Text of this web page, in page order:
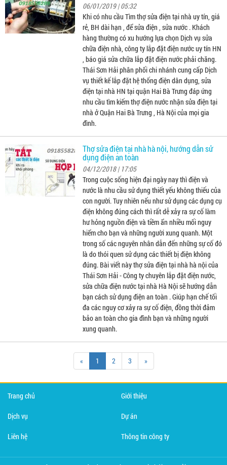
06/01/2019 | 05:32
Khi có nhu cầu Tìm thợ sửa điện tại nhà uy tín, giá
rẻ, BH dài hạn , để sửa điện , sửa nước . Khách
hàng thường có xu hướng lựa chọn Dịch vụ sửa
chữa điện nhà, công ty lắp đặt điện nước uy tín HN
, báo giá sửa chữa lắp đặt điện nước phải chăng.
Thái Sơn Hải phân phối chi nhánh cung cấp Dịch
vụ thiết kế lắp đặt hệ thống điện dân dụng, sửa
điện tại nhà HN tại quận Hai Bà Trưng đáp ứng
nhu cầu tìm kiếm thợ điện nước nhận sửa điện tại
nhà ở Quận Hai Bà Trưng , Hà Nội của mọi gia
đình.
Thợ sửa điện tại nhà hà nội, hướng dẫn sử
dụng điện an toàn
04/12/2018 | 17:05
Trong cuộc sống hiện đại ngày nay thì điện và
nước là nhu cầu sử dụng thiết yếu không thiếu của
con người. Tuy nhiên nếu như sử dụng các dụng cụ
điện không đúng cách thì rất dễ xảy ra sự cố làm
hư hỏng nguồn điện và tiềm ẩn nhiều mối nguy
hiểm cho bạn và những người xung quanh. Một
trong số các nguyên nhân dẫn đến những sự cố đó
là do thói quen sử dụng các thiết bị điện không
đúng. Bài viết này thợ sửa điện tại nhà hà nội của
Thái Sơn Hải - Công ty chuyên lắp đặt điện nước,
sửa chữa điện nước tại nhà Hà Nội sẽ hướng dẫn
bạn cách sử dụng điện an toàn . Giúp hạn chế tối
đa các nguy cơ xảy ra sự cố điện, đồng thời đảm
bảo an toàn cho gia đình bạn và những người
xung quanh.
« 1 2 3 »
Trang chủ Giới thiệu
Dịch vụ Dự án
Liên hệ Thông tin công ty